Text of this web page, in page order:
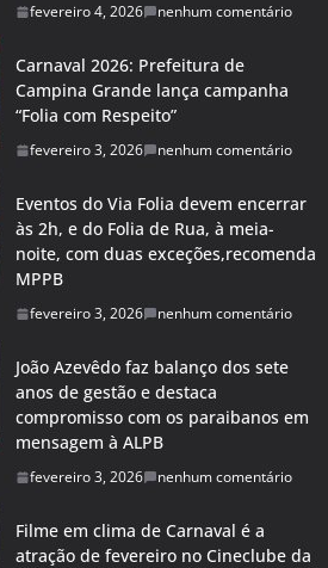
fevereiro 4, 2026 nenhum comentário
Carnaval 2026: Prefeitura de
Campina Grande lança campanha
“Folia com Respeito”
fevereiro 3, 2026 nenhum comentário
Eventos do Via Folia devem encerrar
às 2h, e do Folia de Rua, à meia-
noite, com duas exceções,recomenda
MPPB
fevereiro 3, 2026 nenhum comentário
João Azevêdo faz balanço dos sete
anos de gestão e destaca
compromisso com os paraibanos em
mensagem à ALPB
fevereiro 3, 2026 nenhum comentário
Filme em clima de Carnaval é a
atração de fevereiro no Cineclube da